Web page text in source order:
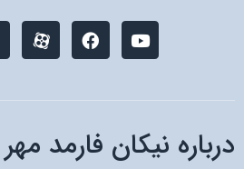
Y
o
u
e
F
a
c
o
k
M
-
i
a
درباره نیکان فارمد مهر